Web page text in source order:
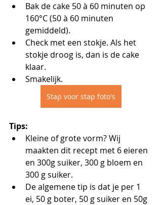
Bak de cake 50 à 60 minuten op
160°C (50 à 60 minuten
gemiddeld).
Check met een stokje. Als het
stokje droog is, dan is de cake
klaar.
Smakelijk.
Stap voor stap foto's
Tips:
Kleine of grote vorm? Wij
maakten dit recept met 6 eieren
en 300g suiker, 300 g bloem en
300 g suiker.
De algemene tip is dat je per 1
ei, 50 g boter, 50 g suiker en 50g